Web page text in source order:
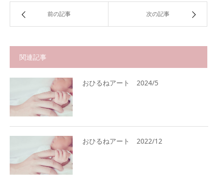
前の記事 次の記事
関連記事
おひるねアート 2024/5
おひるねアート 2022/12